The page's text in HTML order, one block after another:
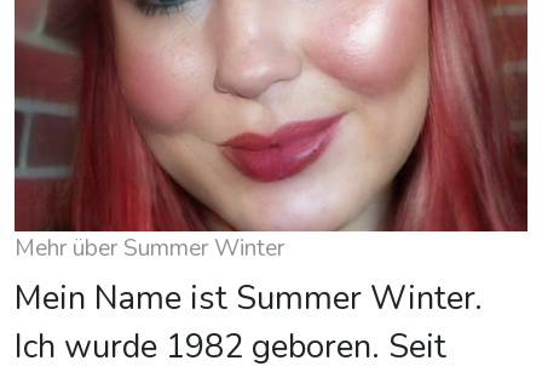
Mehr über Summer Winter
Mein Name ist Summer Winter.
Ich wurde 1982 geboren. Seit